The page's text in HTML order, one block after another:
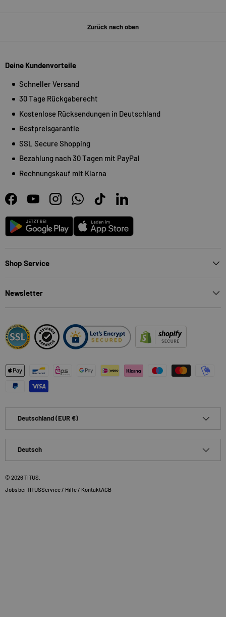
Zurück nach oben
Deine Kundenvorteile
Schneller Versand
30 Tage Rückgaberecht
Kostenlose Rücksendungen in Deutschland
Bestpreisgarantie
SSL Secure Shopping
Bezahlung nach 30 Tagen mit PayPal
Rechnungskauf mit Klarna
FacebookYouTubeInstagramWhatsAppTikTokLinkedIn
Android App Store
Shop Service
Newsletter
Zahlungsmethoden
Deutschland (EUR €)
Deutsch
© 2026TITUS
Jobs bei TITUSService / Hilfe / KontaktAGB